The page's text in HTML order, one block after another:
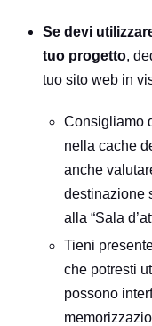
Se devi
tuo progetto,
tuo sito web in
Consigliamo
nella cache
anche
destinazione
alla “Sala
Tieni
che potresti
possono